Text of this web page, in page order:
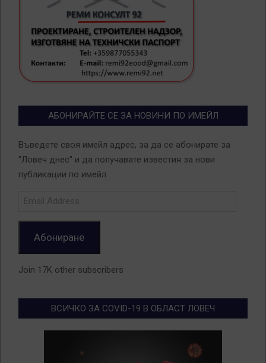
АБОНИРАЙТЕ СЕ ЗА НОВИНИ ПО ИМЕЙЛ
Въведете своя имейл адрес, за да се абонирате за
"Ловеч днес" и да получавате известия за нови
публикации по имейл.
Абониране
Join 17K other subscribers
ВСИЧКО ЗА COVID-19 В ОБЛАСТ ЛОВЕЧ